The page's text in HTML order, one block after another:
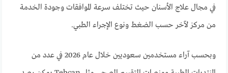
في مجال علاج الأسنان حيث تختلف سرعة الموافقات وجودة الخدمة
من مركز لآخر حسب الضغط ونوع الإجراء الطبي.
وبحسب آراء مستخدمين سعوديين خلال عام 2026 في عدد من